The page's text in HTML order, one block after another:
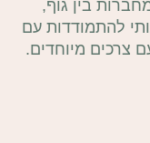
בין גוף,
להתמודדות עם
צרכים מיוחדים.